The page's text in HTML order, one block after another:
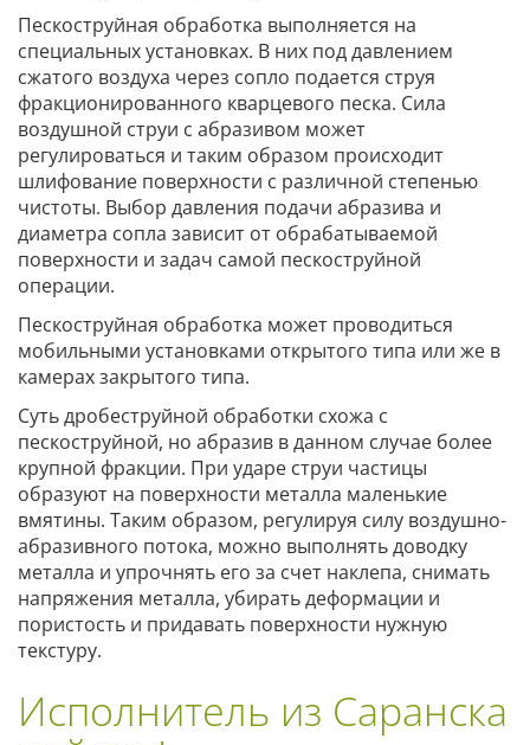
Пескоструйная обработка выполняется на
специальных установках. В них под давлением
сжатого воздуха через сопло подается струя
фракционированного кварцевого песка. Сила
воздушной струи с абразивом может
регулироваться и таким образом происходит
шлифование поверхности с различной степенью
чистоты. Выбор давления подачи абразива и
диаметра сопла зависит от обрабатываемой
поверхности и задач самой пескоструйной
операции.
Пескоструйная обработка может проводиться
мобильными установками открытого типа или же в
камерах закрытого типа.
Суть дробеструйной обработки схожа с
пескоструйной, но абразив в данном случае более
крупной фракции. При ударе струи частицы
образуют на поверхности металла маленькие
вмятины. Таким образом, регулируя силу воздушно-
абразивного потока, можно выполнять доводку
металла и упрочнять его за счет наклепа, снимать
напряжения металла, убирать деформации и
пористость и придавать поверхности нужную
текстуру.
Исполнитель из Саранска